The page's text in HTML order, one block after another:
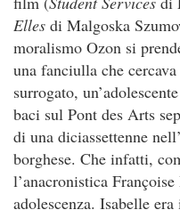
Elles di Malgoska
moralismo Ozon si
una fanciulla che
surrogato,
baci sul Pont des Arts
di una diciassettenne
borghese. Che infatti,
l’anacronistica
adolescenza. Isabelle